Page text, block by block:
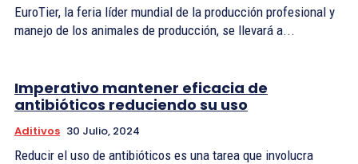
EuroTier, la feria líder mundial de la producción profesional y
manejo de los animales de producción, se llevará a...
Imperativo mantener eficacia de
antibióticos reduciendo su uso
Aditivos 30 Julio, 2024
Reducir el uso de antibióticos es una tarea que involucra